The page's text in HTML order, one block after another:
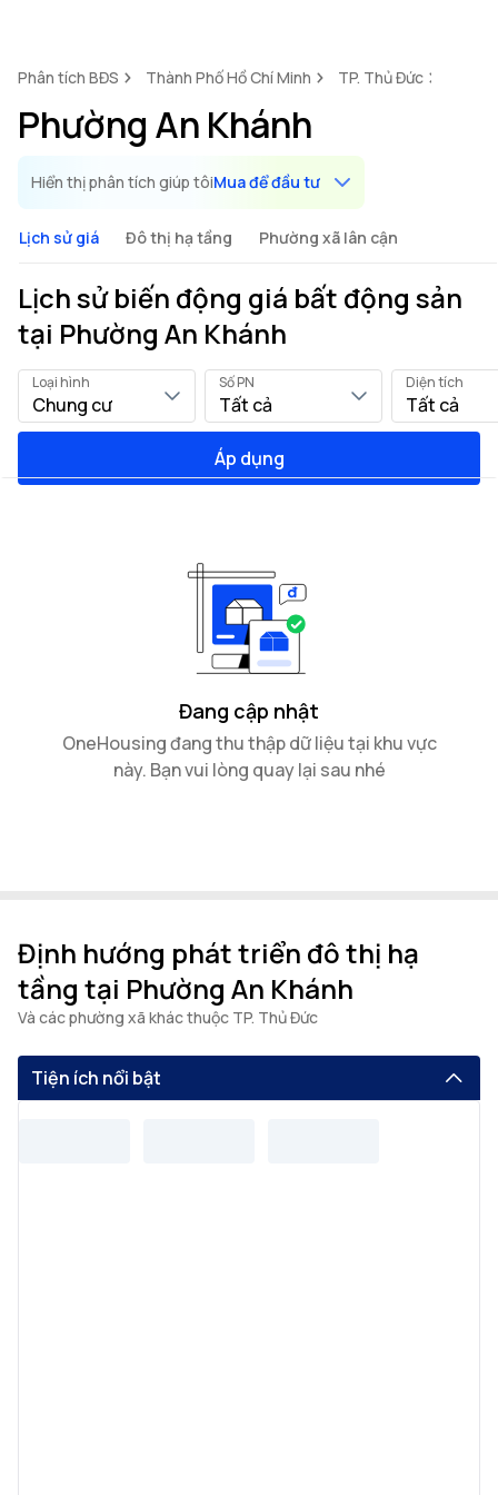
Phân tích BĐS Thành Phố Hồ Chí Minh TP. Thủ Đức
Phường An Khánh
Hiển thị phân tích giúp tôiMua để đầu tư
Lịch sử giá Đô thị hạ tầng Phường xã lân cận
Lịch sử biến động giá bất động sản
tại Phường An Khánh
Loại hình
Chung cư
Số PN
Tất cả
Diện tích
Tất cả
Áp dụng
Đang cập nhật
OneHousing đang thu thập dữ liệu tại khu vực
này. Bạn vui lòng quay lại sau nhé
Định hướng phát triển đô thị hạ
tầng tại Phường An Khánh
Và các phường xã khác thuộc TP. Thủ Đức
Tiện ích nổi bật